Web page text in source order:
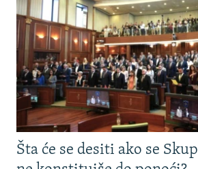
Šta će se desiti ako se